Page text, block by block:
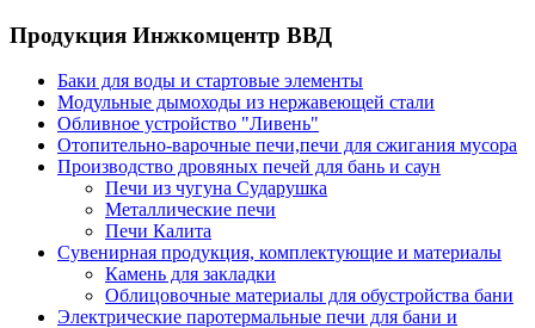
Продукция Инжкомцентр ВВД
Баки для воды и стартовые элементы
Модульные дымоходы из нержавеющей стали
Обливное устройство "Ливень"
Отопительно-варочные печи,печи для сжигания мусора
Производство дровяных печей для бань и саун
Печи из чугуна Сударушка
Металлические печи
Печи Калита
Сувенирная продукция, комплектующие и материалы
Камень для закладки
Облицовочные материалы для обустройства бани
Электрические паротермальные печи для бани и